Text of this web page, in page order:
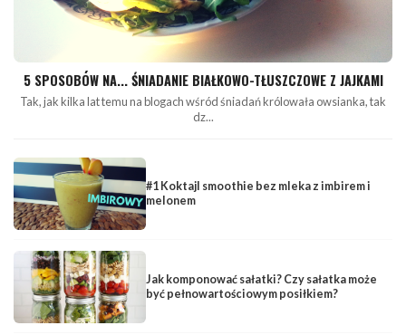
5 SPOSOBÓW NA... ŚNIADANIE BIAŁKOWO-TŁUSZCZOWE Z JAJKAMI
Tak, jak kilka lat temu na blogach wśród śniadań królowała owsianka, tak
dz...
#1 Koktajl smoothie bez mleka z imbirem i
melonem
Jak komponować sałatki? Czy sałatka może
być pełnowartościowym posiłkiem?